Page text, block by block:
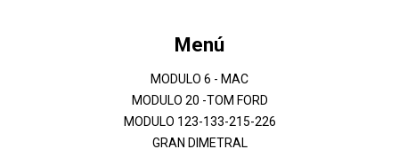
Menú
MODULO 6 - MAC
MODULO 20 -TOM FORD
MODULO 123-133-215-226
GRAN DIMETRAL